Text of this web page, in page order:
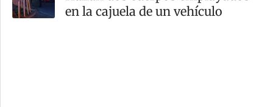
en la cajuela de un vehículo